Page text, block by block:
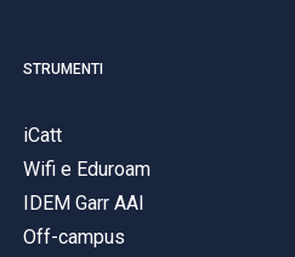
STRUMENTI
iCatt
Wifi e Eduroam
IDEM Garr AAI
Off-campus